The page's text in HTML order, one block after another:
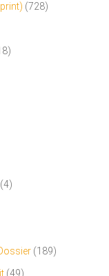
(728)
(4)
(189)
(49)